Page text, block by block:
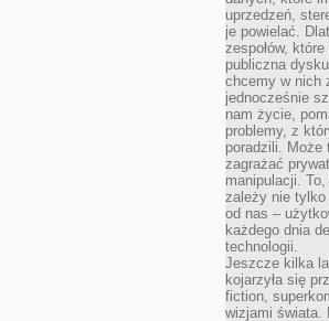
uprzedzeń,
je powielać.
zespołów,
publiczna
chcemy w nich
jednocześnie
nam życie,
problemy, z
poradzili. Może
zagrażać
manipulacji.
zależy nie tylko
od nas –
każdego dnia
technologii.
Jeszcze kilka
kojarzyła się
fiction,
wizjami świata.